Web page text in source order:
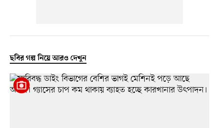
ছবির গল্প নিয়ে আরও দেখুন